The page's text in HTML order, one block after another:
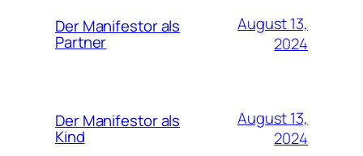
Der Manifestor als
Partner
August 13,
2024
Der Manifestor als
Kind
August 13,
2024